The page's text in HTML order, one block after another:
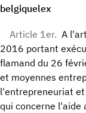
belgiquelex
Article 1er. A
2016 portant
flamand du 26
et moyennes
l'entrepreneuriat et
qui concerne l'aide